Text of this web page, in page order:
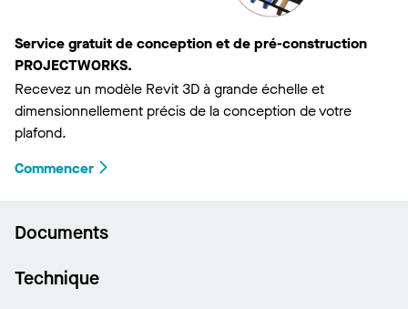
Service gratuit de conception et de pré-construction
PROJECTWORKS.
Recevez un modèle Revit 3D à grande échelle et
dimensionnellement précis de la conception de votre
plafond.
Commencer
Documents
Technique